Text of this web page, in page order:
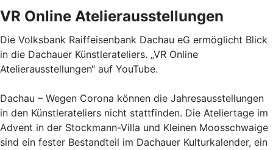
VR Online Atelierausstellungen
Die Volksbank Raiffeisenbank Dachau eG ermöglicht Blick
in die Dachauer Künstlerateliers. „VR Online
Atelierausstellungen“ auf YouTube.
Dachau – Wegen Corona können die Jahresausstellungen
in den Künstlerateliers nicht stattfinden. Die Ateliertage im
Advent in der Stockmann-Villa und Kleinen Moosschwaige
sind ein fester Bestandteil im Dachauer Kulturkalender, ein